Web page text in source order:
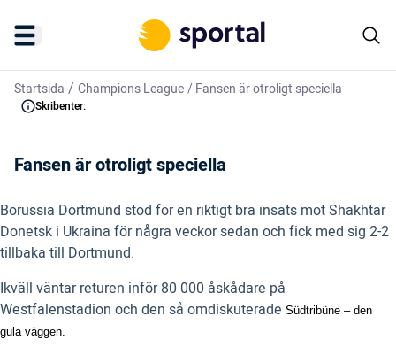
Startsida / Champions League/Fansen är otroligt speciella
Skribenter:
Fansen är otroligt speciella
Borussia Dortmund stod för en riktigt bra insats mot Shakhtar
Donetsk i Ukraina för några veckor sedan och fick med sig 2-2
tillbaka till Dortmund.
Ikväll väntar returen inför 80 000 åskådare på
Westfalenstadion och den så omdiskuterade Südtribüne – den
gula väggen.